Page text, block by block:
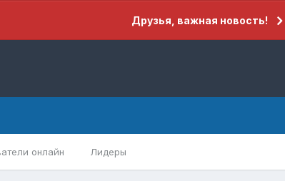
Друзья, важная новость!
онлайн Лидеры